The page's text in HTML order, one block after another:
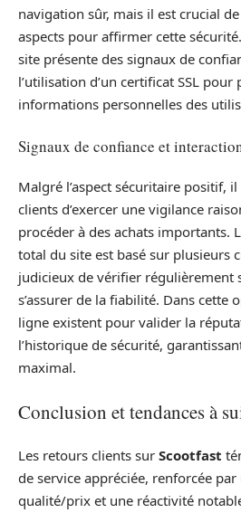
navigation sûr, mais il est crucial
aspects pour affirmer cette
site présente des signaux de
l’utilisation d’un certificat SSL pour
informations personnelles des
Signaux de confiance et
Malgré l’aspect sécuritaire positif,
clients d’exercer une vigilance
procéder à des achats importants.
total du site est basé sur plusieurs
judicieux de vérifier régulièrement
s’assurer de la fiabilité. Dans cette
ligne existent pour valider la
l’historique de sécurité,
maximal.
Conclusion et tendances à
Les retours clients sur Scootfast
de service appréciée, renforcée
qualité/prix et une réactivité